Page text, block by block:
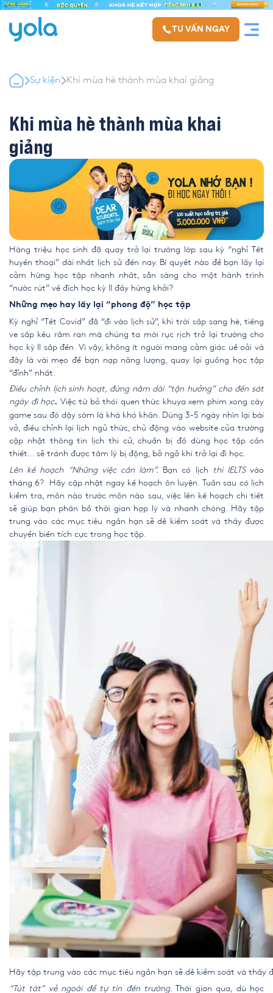
TƯ VẤN NGAY
Sự kiện Khi mùa hè thành mùa khai giảng
Khi mùa hè thành mùa khai
giảng
Hàng triệu học sinh đã quay trở lại trường lớp sau kỳ “nghỉ Tết
huyền thoại” dài nhất lịch sử đến nay. Bí quyết nào để bạn lấy lại
cảm hứng học tập nhanh nhất, sẵn sàng cho một hành trình
“nước rút” về đích học kỳ II đầy hứng khởi?
Những mẹo hay lấy lại “phong độ” học tập
Kỳ nghỉ “Tết Covid” đã “đi vào lịch sử”, khi trời sắp sang hè, tiếng
ve sắp kêu râm ran mà chúng ta mới rục rịch trở lại trường cho
học kỳ II sắp đến. Vì vậy, không ít người mang cảm giác uể oải và
đây là vài mẹo để bạn nạp năng lượng, quay lại guồng học tập
“đỉnh” nhất.
Điều chỉnh lịch sinh hoạt, đừng nằm dài “tận hưởng” cho đến sát
ngày đi học. Việc từ bỏ thói quen thức khuya xem phim xong cày
game sau đó dậy sớm là khá khó khăn. Dùng 3-5 ngày nhìn lại bài
vở, điều chỉnh lại lịch ngủ thức, chủ động vào website của trường
cập nhật thông tin lịch thi cử, chuẩn bị đồ dùng học tập cần
thiết… sẽ tránh được tâm lý bị động, bỡ ngỡ khi trở lại đi học.
Lên kế hoạch “Những việc cần làm”. Bạn có lịch thi IELTSvào
tháng 6? Hãy cập nhật ngay kế hoạch ôn luyện. Tuần sau có lịch
kiểm tra, môn nào trước môn nào sau, việc lên kế hoạch chi tiết
sẽ giúp bạn phân bổ thời gian hợp lý và nhanh chóng. Hãy tập
trung vào các mục tiêu ngắn hạn sẽ dễ kiểm soát và thấy được
chuyển biến tích cực trong học tập.
Hãy tập trung vào các mục tiêu ngắn hạn sẽ dễ kiểm soát và thấy
“Tút tát” vẻ ngoài để tự tin đến trường. Thời gian qua, dù học